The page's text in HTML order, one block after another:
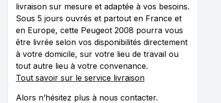
livraison sur mesure et adaptée à vos besoins.
Sous 5 jours ouvrés et partout en France et
en Europe, cette Peugeot 2008 pourra vous
être livrée selon vos disponibilités directement
à votre domicile, sur votre lieu de travail ou
tout autre lieu à votre convenance.
Tout savoir sur le service livraison
Alors n’hésitez plus à nous contacter.